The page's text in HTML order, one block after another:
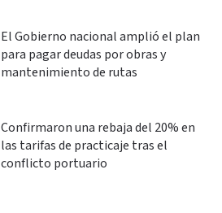
El Gobierno nacional amplió el plan
para pagar deudas por obras y
mantenimiento de rutas
Confirmaron una rebaja del 20% en
las tarifas de practicaje tras el
conflicto portuario